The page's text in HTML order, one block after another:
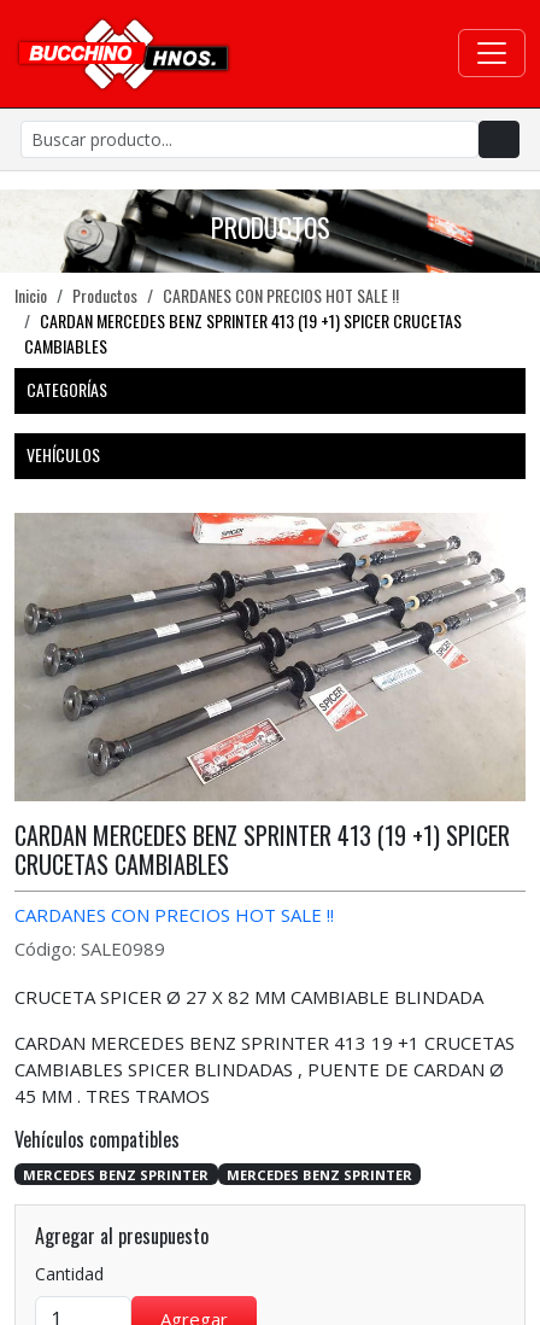
PRODUCTOS
Inicio Productos
CARDANES CON PRECIOS HOT SALE !!
CARDAN MERCEDES BENZ SPRINTER 413 (19 +1) SPICER CRUCETAS
CAMBIABLES
CATEGORÍAS
VEHÍCULOS
CARDAN MERCEDES BENZ SPRINTER 413 (19 +1) SPICER
CRUCETAS CAMBIABLES
CARDANES CON PRECIOS HOT SALE !!
Código: SALE0989
CRUCETA SPICER Ø 27 X 82 MM CAMBIABLE BLINDADA
CARDAN MERCEDES BENZ SPRINTER 413 19 +1 CRUCETAS
CAMBIABLES SPICER BLINDADAS , PUENTE DE CARDAN Ø
45 MM . TRES TRAMOS
Vehículos compatibles
MERCEDES BENZ SPRINTER MERCEDES BENZ SPRINTER
Agregar al presupuesto
Cantidad